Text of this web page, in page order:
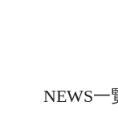
NEWS一